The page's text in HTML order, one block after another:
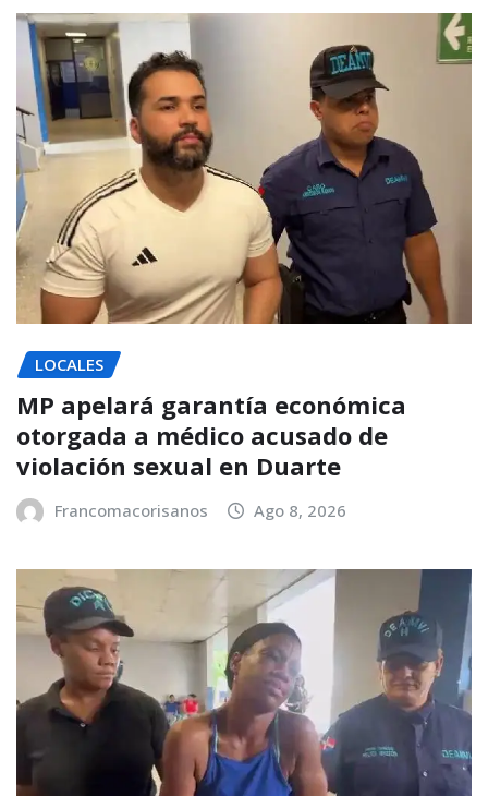
LOCALES
MP apelará garantía económica
otorgada a médico acusado de
violación sexual en Duarte
Francomacorisanos Ago 8, 2026